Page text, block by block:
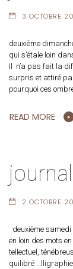
3 OCTOBRE
deuxième
qui s’étale loin
Il n’a pas fait la
surpris et attiré
pourquoi ces
READ MORE
2 OCTOBRE
deuxième
en loin des mots
tellectuel,
quilibré …lligraphie